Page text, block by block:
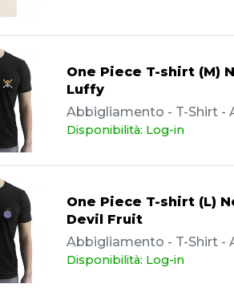
One Piece T-shirt (M)
Luffy
Abbigliamento - T-Shirt -
Disponibilità: Log-in
One Piece T-shirt (L)
Devil Fruit
Abbigliamento - T-Shirt -
Disponibilità: Log-in